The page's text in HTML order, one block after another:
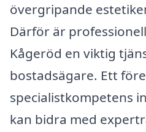
övergripande
Därför är
Kågeröd en viktig
bostadsägare. Ett
specialistkompetens
kan bidra med